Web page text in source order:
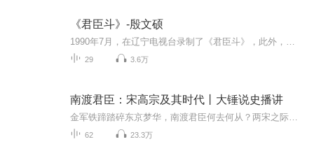
《君臣斗》-殷文硕
29 3.6万
南渡君臣：宋高宗及其时代丨大锤说史播讲
62 23.3万